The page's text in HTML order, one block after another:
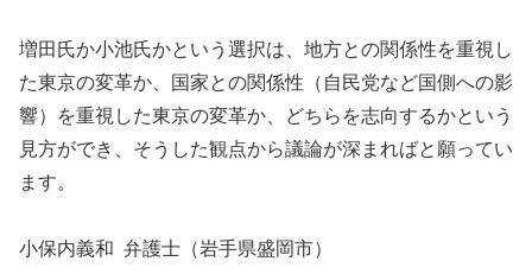
増田氏か小池氏かという選択は、地方との関係性を重視し
た東京の変革か、国家との関係性（自民党など国側への影
響）を重視した東京の変革か、どちらを志向するかという
見方ができ、そうした観点から議論が深まればと願ってい
ます。
小保内義和 弁護士（岩手県盛岡市）